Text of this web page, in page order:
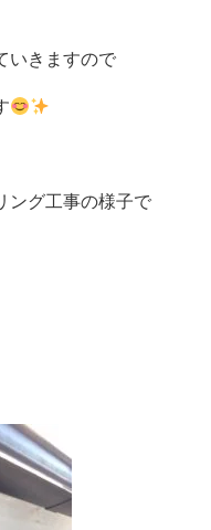
いきますので
ング工事の様子で